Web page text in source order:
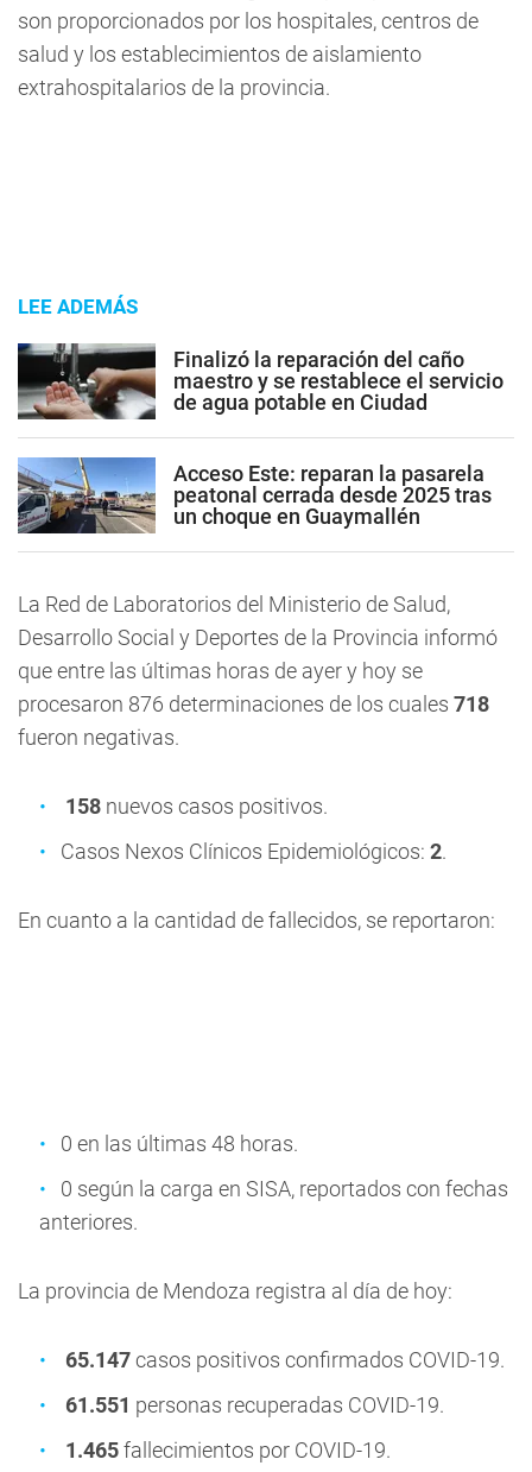
son proporcionados por los hospitales, centros de
salud y los establecimientos de aislamiento
extrahospitalarios de la provincia.
LEE ADEMÁS
Finalizó la reparación del caño
maestro y se restablece el servicio
de agua potable en Ciudad
Acceso Este: reparan la pasarela
peatonal cerrada desde 2025 tras
un choque en Guaymallén
La Red de Laboratorios del Ministerio de Salud,
Desarrollo Social y Deportes de la Provincia informó
que entre las últimas horas de ayer y hoy se
procesaron 876 determinaciones de los cuales 718
fueron negativas.
158 nuevos casos positivos.
Casos Nexos Clínicos Epidemiológicos: 2.
En cuanto a la cantidad de fallecidos, se reportaron:
0 en las últimas 48 horas.
0 según la carga en SISA, reportados con fechas
anteriores.
La provincia de Mendoza registra al día de hoy:
65.147casos positivos confirmados COVID-19.
61.551 personas recuperadas COVID-19.
1.465fallecimientos por COVID-19.